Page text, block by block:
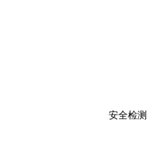
安全检